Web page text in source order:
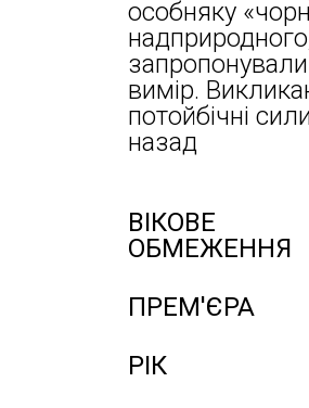
особняку
запропонували
вимір.
потойбічні
назад
ВІКОВЕ
ОБМЕЖЕННЯ
ПРЕМ'ЄРА
РІК